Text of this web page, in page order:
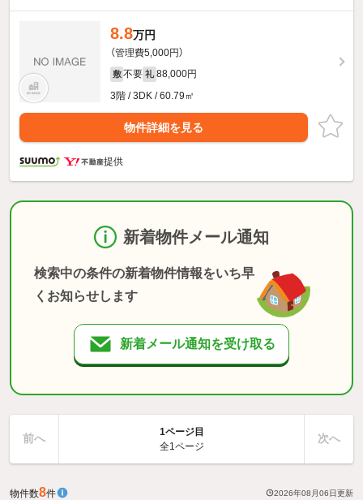
8.8万円
（管理費5,000円）
敷 不要 礼 88,000円
3階 / 3DK / 60.79㎡
物件詳細を見る
提供
新着物件メール通知
検索中の条件の新着物件情報をいち早
くお知らせします
新着メール通知を受け取る
前へ
1ページ目
全1ページ
次へ
物件数8件 2026年08月06日更新